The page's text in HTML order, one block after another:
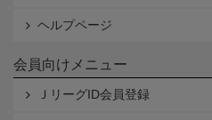
ヘルプページ
会員向けメニュー
ＪリーグID会員登録